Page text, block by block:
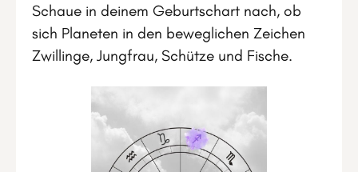
Schaue in deinem Geburtschart nach, ob
sich Planeten in den beweglichen Zeichen
Zwillinge, Jungfrau, Schütze und Fische.